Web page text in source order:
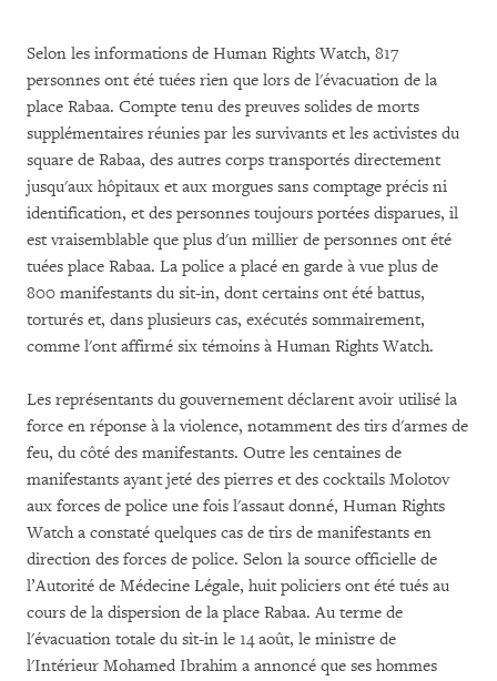
Selon les informations de Human Rights Watch, 817
personnes ont été tuées rien que lors de l'évacuation de la
place Rabaa. Compte tenu des preuves solides de morts
supplémentaires réunies par les survivants et les activistes du
square de Rabaa, des autres corps transportés directement
jusqu'aux hôpitaux et aux morgues sans comptage précis ni
identification, et des personnes toujours portées disparues, il
est vraisemblable que plus d'un millier de personnes ont été
tuées place Rabaa. La police a placé en garde à vue plus de
800 manifestants du sit-in, dont certains ont été battus,
torturés et, dans plusieurs cas, exécutés sommairement,
comme l'ont affirmé six témoins à Human Rights Watch.
Les représentants du gouvernement déclarent avoir utilisé la
force en réponse à la violence, notamment des tirs d'armes de
feu, du côté des manifestants. Outre les centaines de
manifestants ayant jeté des pierres et des cocktails Molotov
aux forces de police une fois l'assaut donné, Human Rights
Watch a constaté quelques cas de tirs de manifestants en
direction des forces de police. Selon la source officielle de
l’Autorité de Médecine Légale, huit policiers ont été tués au
cours de la dispersion de la place Rabaa. Au terme de
l'évacuation totale du sit-in le 14 août, le ministre de
l'Intérieur Mohamed Ibrahim a annoncé que ses hommes